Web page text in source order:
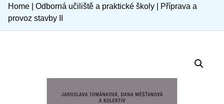
Home Odborná učiliště a praktické školy
Příprava a
provoz stavby II